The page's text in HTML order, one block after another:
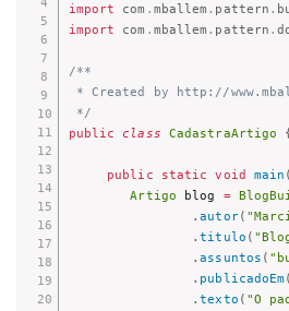
import
com . mballem . pattern .
import
com . mballem . pattern .
/**
* Created by http://
*/
public class CadastraArtigo
public static void main
Artigo blog =
.autor(
.titulo (
.assuntos (
. publicadoEm
.texto ( "O